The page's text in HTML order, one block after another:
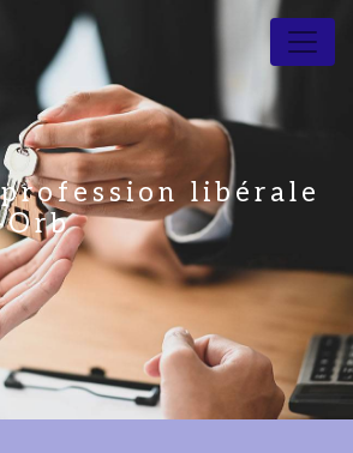
cookies
profession libérale
Orb